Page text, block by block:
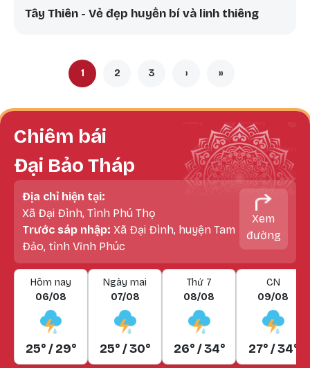
Tây Thiên - Vẻ đẹp huyền bí và linh thiêng
Pagination Trang hiện thời
1 Trang
2 Trang
3 Next page
› Last page
»
Chiêm bái
Đại Bảo Tháp
Địa chỉ hiện tại:
Xã Đại Đình, Tình Phú Thọ
Trước sáp nhập: Xã Đại Đình, huyện Tam
Đảo, tỉnh Vĩnh Phúc
Xem
đường
Hôm nay
06/08
25° / 29°
Ngày mai
07/08
25° / 30°
Thứ 7
08/08
26° / 34°
CN
09/08
27° / 34°